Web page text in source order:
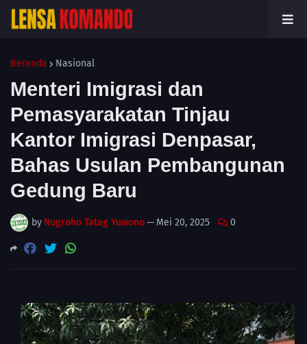
Beranda Nasional
Menteri Imigrasi dan
Pemasyarakatan Tinjau
Kantor Imigrasi Denpasar,
Bahas Usulan Pembangunan
Gedung Baru
by Nugroho Tatag Yuwono— Mei 20, 2025 0